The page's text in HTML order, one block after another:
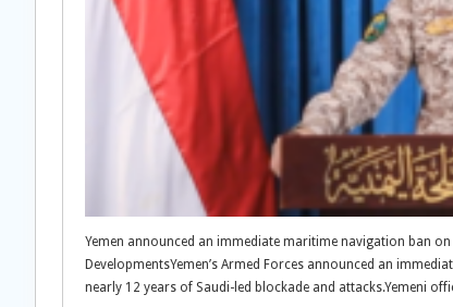
Yemen announced an immediate maritime navigation ban
DevelopmentsYemen’s Armed Forces announced an
nearly 12 years of Saudi-led blockade and attacks.Yemeni